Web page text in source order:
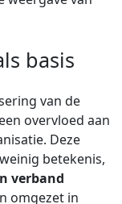
basis
van de
overvloed aan
Deze
betekenis,
verband
omgezet in